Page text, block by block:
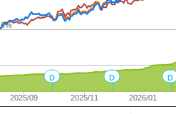
D
D
D
2025/09 2025/11 2026/01
0%